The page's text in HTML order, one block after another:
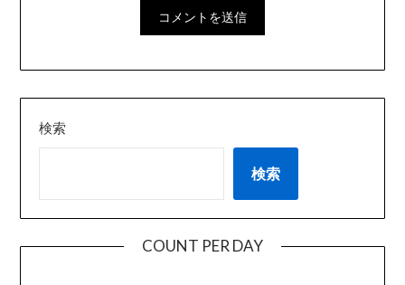
検索
検索
COUNT PER DAY